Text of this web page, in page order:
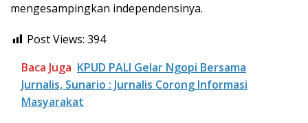
mengesampingkan independensinya.
Post Views: 394
Baca Juga KPUD PALI Gelar Ngopi Bersama
Jurnalis, Sunario : Jurnalis Corong Informasi
Masyarakat